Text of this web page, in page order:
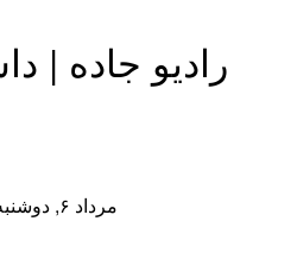
رادیو جاده |
۱۴۰۴ مرداد ۶, دوشنبه